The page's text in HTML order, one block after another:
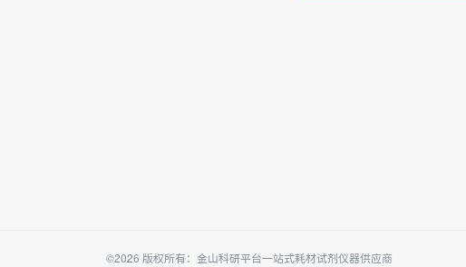
©2026 版权所有：金山科研平台一站式耗材试剂仪器供应商